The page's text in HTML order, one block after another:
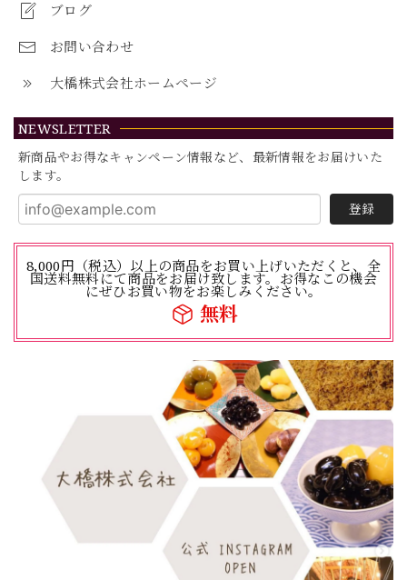
ブログ
お問い合わせ
大橋株式会社ホームページ
NEWSLETTER
新商品やお得なキャンペーン情報など、最新情報をお届けいた
します。
登録
8,000円（税込）以上の商品をお買い上げいただくと、全
国送料無料にて商品をお届け致します。お得なこの機会
にぜひお買い物をお楽しみください。
無料